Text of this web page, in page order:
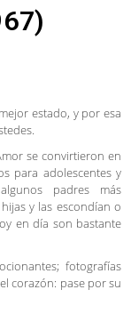
estado, y por esa
se convirtieron en
para adolescentes y
padres más
y las escondían o
en día son bastante
fotografías
corazón: pase por su